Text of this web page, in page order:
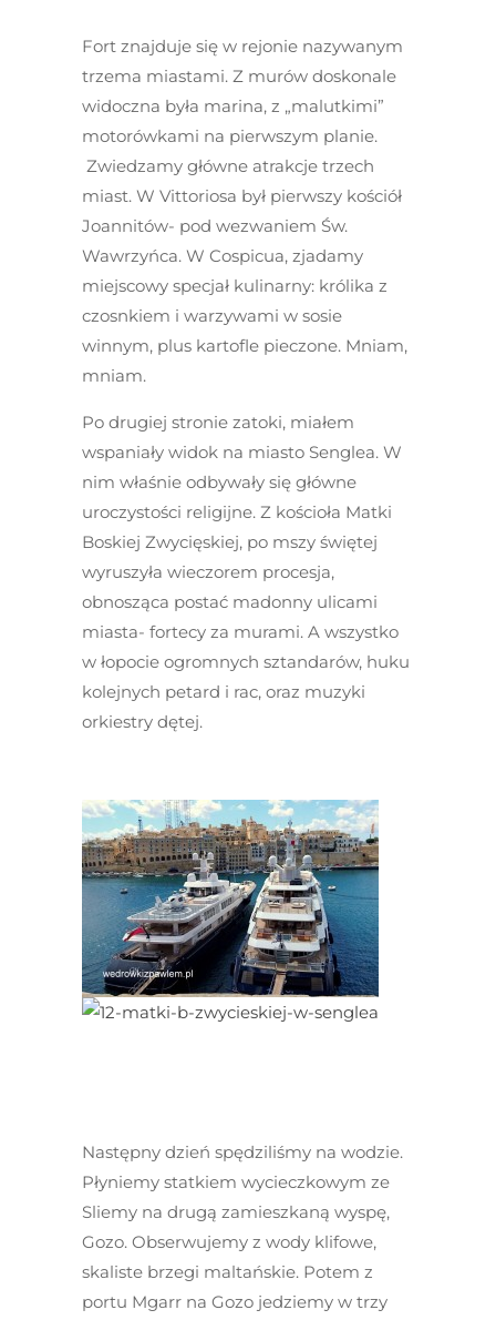
Fort znajduje się w rejonie nazywanym
trzema miastami. Z murów doskonale
widoczna była marina, z „malutkimi”
motorówkami na pierwszym planie.
Zwiedzamy główne atrakcje trzech
miast. W Vittoriosa był pierwszy kościół
Joannitów- pod wezwaniem Św.
Wawrzyńca. W Cospicua, zjadamy
miejscowy specjał kulinarny: królika z
czosnkiem i warzywami w sosie
winnym, plus kartofle pieczone. Mniam,
mniam.
Po drugiej stronie zatoki, miałem
wspaniały widok na miasto Senglea. W
nim właśnie odbywały się główne
uroczystości religijne. Z kościoła Matki
Boskiej Zwycięskiej, po mszy świętej
wyruszyła wieczorem procesja,
obnosząca postać madonny ulicami
miasta- fortecy za murami. A wszystko
w łopocie ogromnych sztandarów, huku
kolejnych petard i rac, oraz muzyki
orkiestry dętej.
Następny dzień spędziliśmy na wodzie.
Płyniemy statkiem wycieczkowym ze
Sliemy na drugą zamieszkaną wyspę,
Gozo. Obserwujemy z wody klifowe,
skaliste brzegi maltańskie. Potem z
portu Mgarr na Gozo jedziemy w trzy